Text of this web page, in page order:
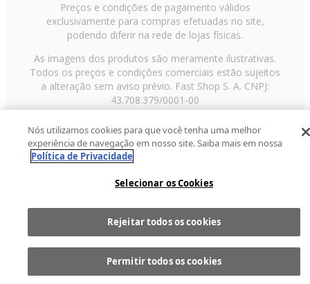
Comprar
Preços e condições de pagamento válidos
exclusivamente para compras efetuadas no site,
podendo diferir na rede de lojas físicas.
As imagens dos produtos são meramente ilustrativas.
Todos os preços e condições comerciais estão sujeitos
a alteração sem aviso prévio. Fast Shop S. A. CNPJ:
43.708.379/0001-00
Avenida Zaki Narchi, nº 1650, sobreloja, Carandiru, São
Paulo/SP, CEP 02029-001, Telefone: 11 3003-3728 ©
2013 Fast Shop - Todos os direitos reservadosRF
Nós utilizamos cookies para que você tenha uma melhor
experiência de navegação em nosso site. Saiba mais em nossa
Política de Privacidade
Selecionar os Cookies
Rejeitar todos os cookies
Permitir todos os cookies